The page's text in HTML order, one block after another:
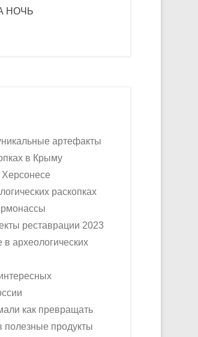
НОЧЬ
артефакты
в Крыму
раскопках
реставрации 2023
в археологических
как превращать
полезные продукты